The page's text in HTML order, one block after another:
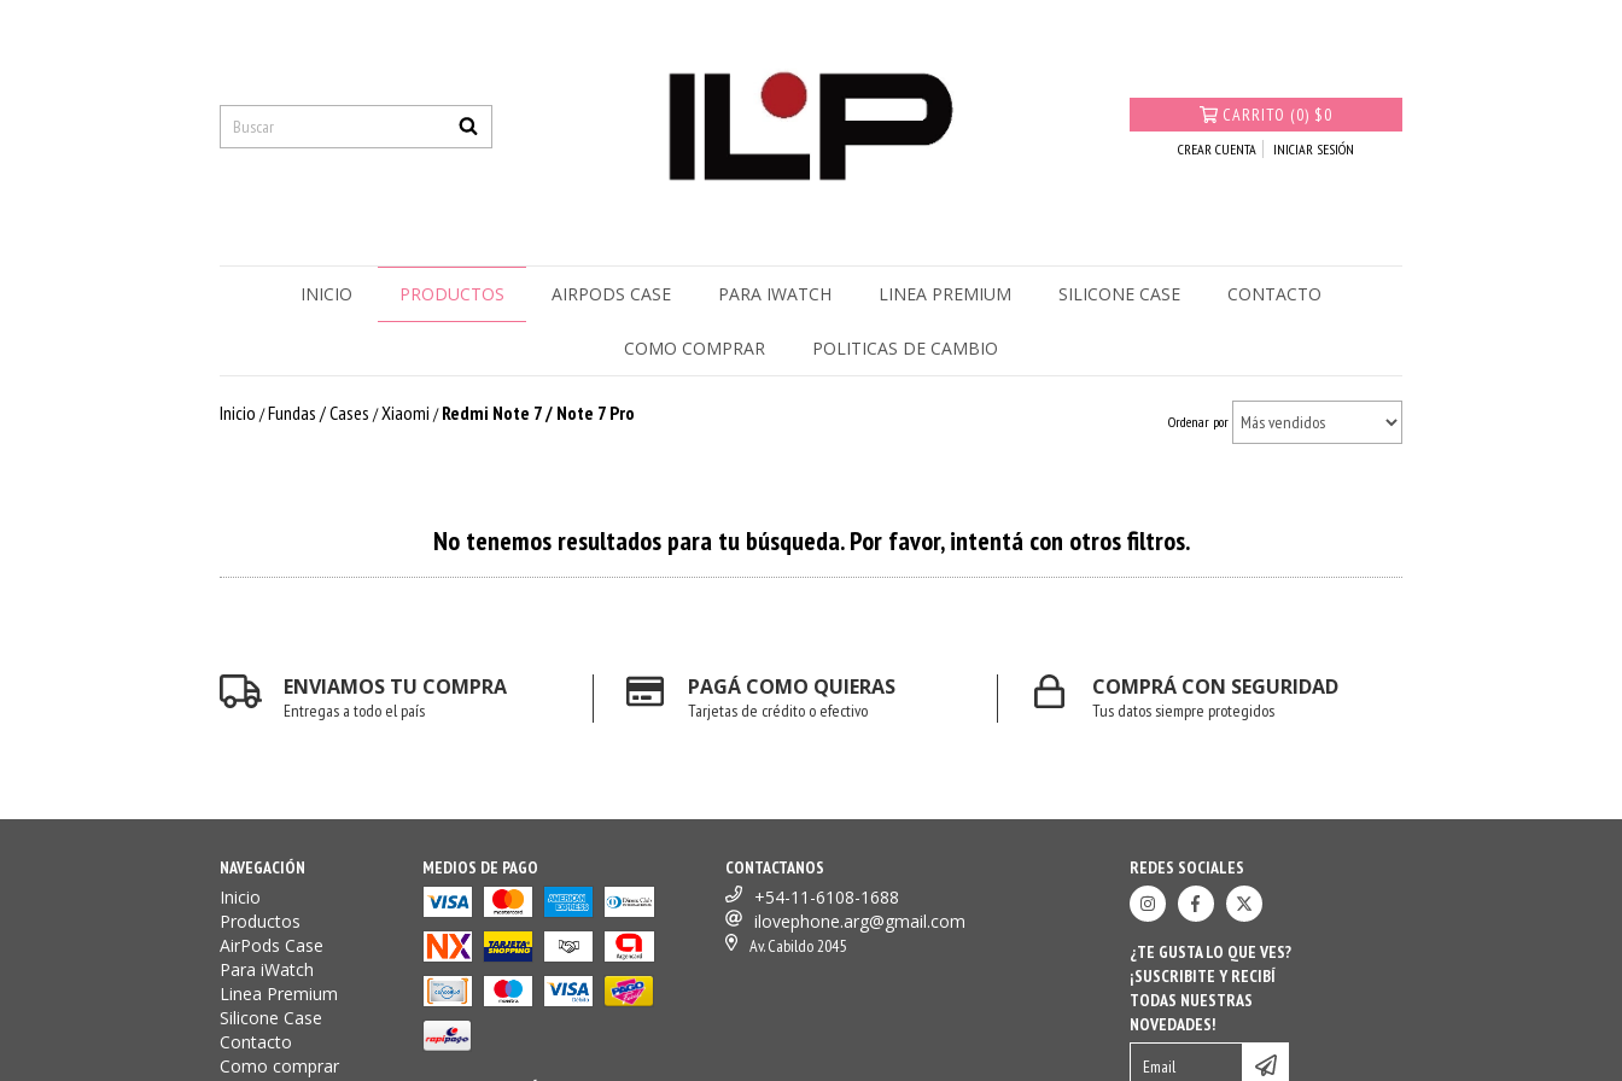
CARRITO (0) $0
CREAR CUENTA INICIAR SESIÓN
INICIO PRODUCTOS AIRPODS CASE PARA IWATCH LINEA PREMIUM SILICONE CASE CONTACTO
COMO COMPRAR POLITICAS DE CAMBIO
Inicio /Fundas / Cases /Xiaomi / Redmi Note 7 / Note 7 Pro Ordenar por
No tenemos resultados para tu búsqueda. Por favor, intentá con otros filtros.
ENVIAMOS TU COMPRA
Entregas a todo el país
PAGÁ COMO QUIERAS
Tarjetas de crédito o efectivo
COMPRÁ CON SEGURIDAD
Tus datos siempre protegidos
NAVEGACIÓN
Inicio
Productos
AirPods Case
Para iWatch
Linea Premium
Silicone Case
Contacto
Como comprar
MEDIOS DE PAGO CONTACTANOS
+54-11-6108-1688
ilovephone.arg@gmail.com
Av. Cabildo 2045
REDES SOCIALES
¿TE GUSTA LO QUE VES?
¡SUSCRIBITE Y RECIBÍ
TODAS NUESTRAS
NOVEDADES!